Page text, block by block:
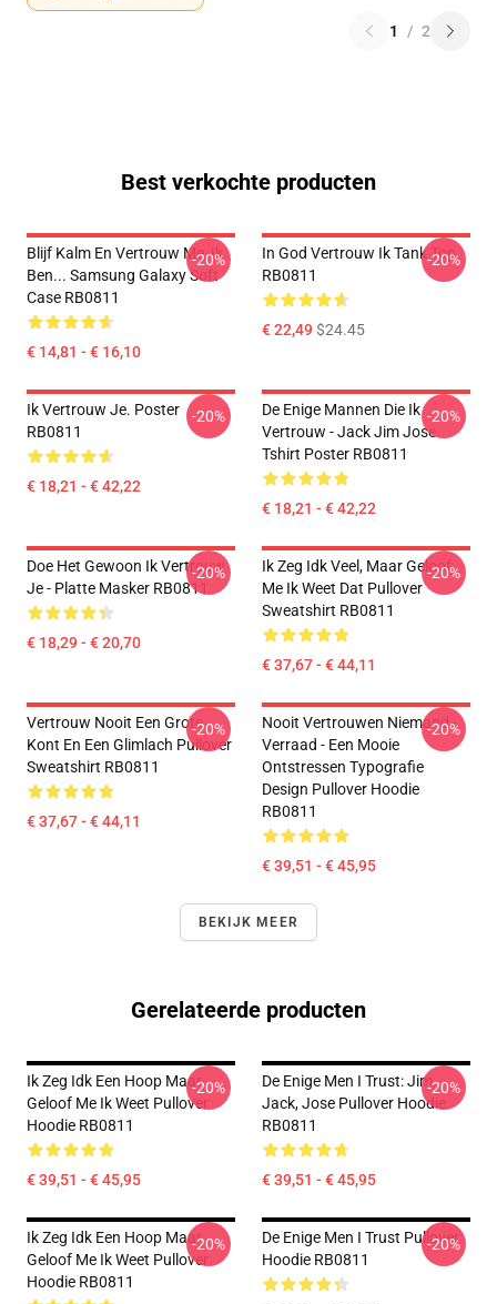
1 / 2
Best verkochte producten
Blijf Kalm En Vertrouw Me, Ik
Ben... Samsung Galaxy Soft
Case RB0811
€ 14,81 - € 16,10
-20%
In God Vertrouw Ik Tank Top
RB0811
€ 22,49$24.45
-20%
Ik Vertrouw Je. Poster
RB0811
€ 18,21 - € 42,22
-20%
De Enige Mannen Die Ik
Vertrouw - Jack Jim Jose
Tshirt Poster RB0811
€ 18,21 - € 42,22
-20%
Doe Het Gewoon Ik Vertrouw
Je - Platte Masker RB0811
€ 18,29 - € 20,70
-20%
Ik Zeg Idk Veel, Maar Geloof
Me Ik Weet Dat Pullover
Sweatshirt RB0811
€ 37,67 - € 44,11
-20%
Vertrouw Nooit Een Grote
Kont En Een Glimlach Pullover
Sweatshirt RB0811
€ 37,67 - € 44,11
-20%
Nooit Vertrouwen Niemand -
Verraad - Een Mooie
Ontstressen Typografie
Design Pullover Hoodie
RB0811
€ 39,51 - € 45,95
-20%
BEKIJK MEER
Gerelateerde producten
Ik Zeg Idk Een Hoop Maar
Geloof Me Ik Weet Pullover
Hoodie RB0811
€ 39,51 - € 45,95
-20%
De Enige Men I Trust: Jim,
Jack, Jose Pullover Hoodie
RB0811
€ 39,51 - € 45,95
-20%
Ik Zeg Idk Een Hoop Maar
Geloof Me Ik Weet Pullover
Hoodie RB0811
-20%
De Enige Men I Trust Pullover
Hoodie RB0811
-20%